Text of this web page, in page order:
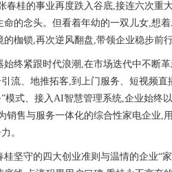
春桂的事业再度跌入谷底,接连六次重
的念头。但看着年幼的一双儿女,想
枷锁,再次逆风翻盘,带领企业稳步前
始终紧跟时代浪潮,在市场迭代中不断
流、地推拓客,到上门服务、短视频直
模式、接入AI智慧管理系统,企业始终
销售与服务一体化的综合性家电企业,
。
坚守的四大创业准则与温情的企业“